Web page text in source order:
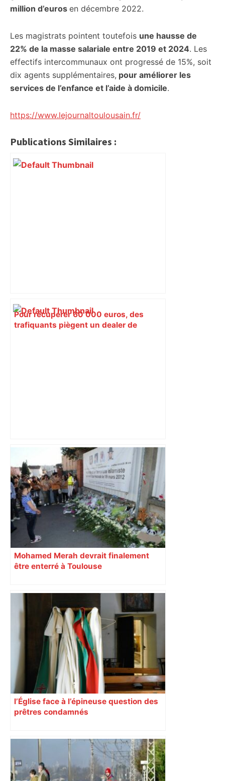
million d’euros en décembre 2022.
Les magistrats pointent toutefois une hausse de
22% de la masse salariale entre 2019 et 2024. Les
effectifs intercommunaux ont progressé de 15%, soit
dix agents supplémentaires, pour améliorer les
services de l’enfance et l’aide à domicile.
https://www.lejournaltoulousain.fr/
Publications Similaires :
Pour récupérer 60 000 euros, des
trafiquants piègent un dealer de
Près de Toulouse : dans cette zone
économique, un axe majeur va être
fermé en fin de soirée, voici les
déviations – Actu.fr
Mohamed Merah devrait finalement
être enterré à Toulouse
l’Église face à l’épineuse question des
prêtres condamnés